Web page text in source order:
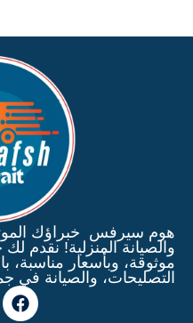
هوم سيرفس خبراؤك
والصيانة المنزلية!
موثوقة، وبأسعار مناسبة،
التصليحات، والصيانة في
F
a